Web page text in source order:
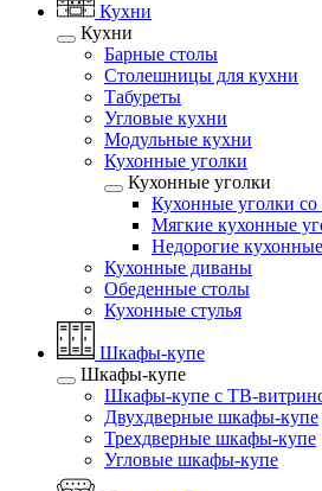
Кухни
Кухни
Барные столы
Столешницы для кухни
Табуреты
Угловые кухни
Модульные кухни
Кухонные уголки
Кухонные уголки
Кухонные уголки
Мягкие кухонные
Недорогие
Кухонные диваны
Обеденные столы
Кухонные стулья
Шкафы-купе
Шкафы-купе
Шкафы-купе с ТВ-
Двухдверные шкафы-купе
Трехдверные шкафы-купе
Угловые шкафы-купе